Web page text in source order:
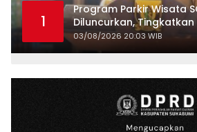
1
Program Parkir Wisata
Diluncurkan,
Kepariwisataan
03/08/2026 20:03 WIB